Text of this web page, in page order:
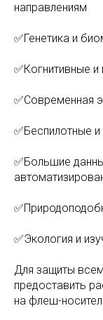
направлениям
✅Генетика и
✅Когнитивные
✅Современная
✅Беспилотные
✅Большие
✅Экология и
Для защиты
предоставить
на флеш-